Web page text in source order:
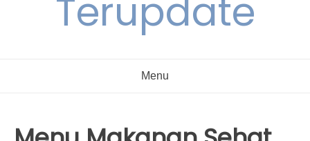
Terupdate
Menu